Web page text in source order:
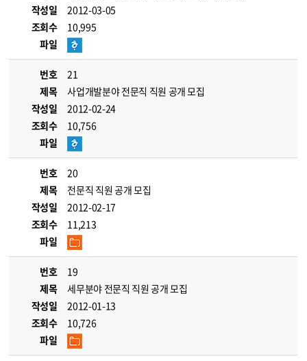
작성일
2012-03-05
조회수
10,995
파일
번호
21
제목
사업개발분야 전문직 직원 공개 모집
작성일
2012-02-24
조회수
10,756
파일
번호
20
제목
전문직 직원 공개 모집
작성일
2012-02-17
조회수
11,213
파일
번호
19
제목
세무분야 전문직 직원 공개 모집
작성일
2012-01-13
조회수
10,726
파일